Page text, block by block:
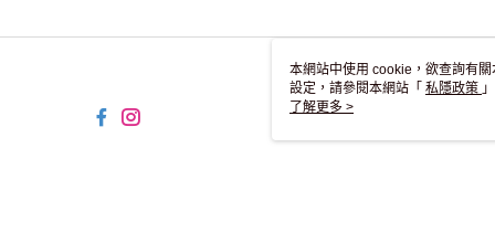
本網站中使用 cookie，欲查詢有
設定，請參閱本網站「 私隱政策
用 cookie。
了解更多 >